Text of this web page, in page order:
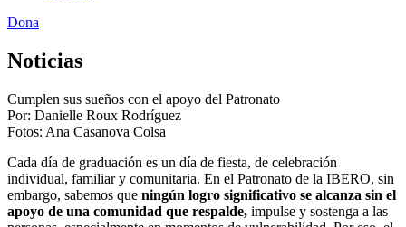
Dona
Noticias
Cumplen sus sueños con el apoyo del Patronato
Por: Danielle Roux Rodríguez
Fotos: Ana Casanova Colsa
Cada día de graduación es un día de fiesta, de celebración
individual, familiar y comunitaria. En el Patronato de la IBERO, sin
embargo, sabemos que ningún logro significativo se alcanza sin el
apoyo de una comunidad que respalde, impulse y sostenga a las